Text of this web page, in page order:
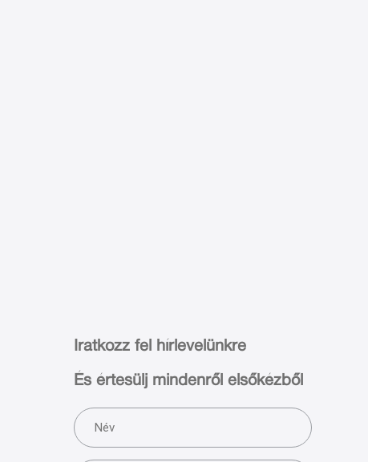
Iratkozz fel hírlevelünkre
És értesülj mindenről elsőkézből